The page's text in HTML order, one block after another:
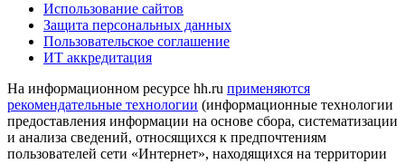
Использование сайтов
Защита персональных данных
Пользовательское соглашение
ИТ аккредитация
На информационном ресурсе hh.ru применяются
рекомендательные технологии (информационные технологии
предоставления информации на основе сбора, систематизации
и анализа сведений, относящихся к предпочтениям
пользователей сети «Интернет», находящихся на территории